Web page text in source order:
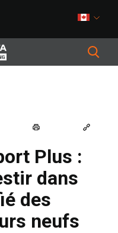
Plus :
dans
des
neufs